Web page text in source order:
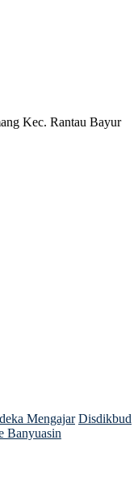
Kec. Rantau Bayur
Mengajar Disdikbud
Banyuasin